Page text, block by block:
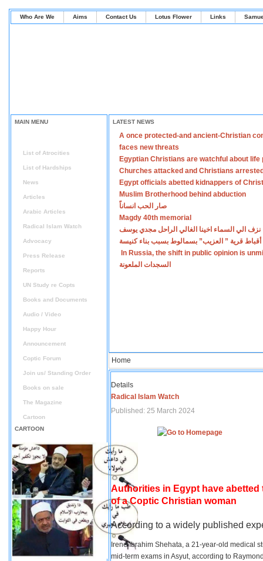
Who Are We Aims Contact Us Lotus Flower Links
MAIN MENU
List of Atrocities
List of Hardships
News
Articles
Arabic Articles
Radical Islam Watch
Advocacy
Press Release
Reports
UN Study re Copts
Books and Documents
Audio / Video
Happy Hour
Announcement
Coptic Forum
Join us/ Standing Order
Books on sale
The Magazine
Cartoon
CARTOON
LATEST NEWS
A once protected-and ancient-Christian
faces new threats
Egyptian Christians are watchful about life
Churches attacked and Christians
Egypt officials abetted kidnappers of
Muslim Brotherhood behind abduction
صار الحب انساناً
Magdy 40th memorial
نزف الي السماء اخينا الغالي الراحل مجدي يوسف
أقباط قرية ” العزيب” بسمالوط بسبب بناء كنيسة
In Russia, the shift in public opinion is
السجدات الملعونة
Home
Details
Radical Islam Watch
Published: 25 March 2024
Authorities in Egypt have
of a Coptic Christian woman
According to a widely published
Irene Ibrahim Shehata, a 21-year-old medical
mid-term exams in Asyut, according to